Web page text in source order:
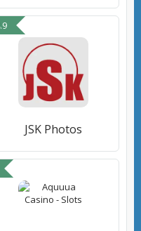
JSK Photos